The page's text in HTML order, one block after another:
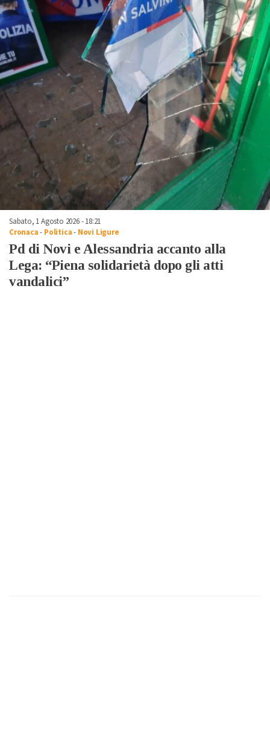
Sabato, 1 Agosto 2026 - 18:21
Cronaca- Politica- Novi Ligure
Pd di Novi e Alessandria accanto alla
Lega: “Piena solidarietà dopo gli atti
vandalici”